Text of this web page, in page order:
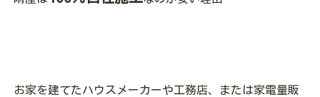
お家を建てたハウスメーカーや工務店、または家電量販